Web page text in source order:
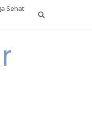
Sehat